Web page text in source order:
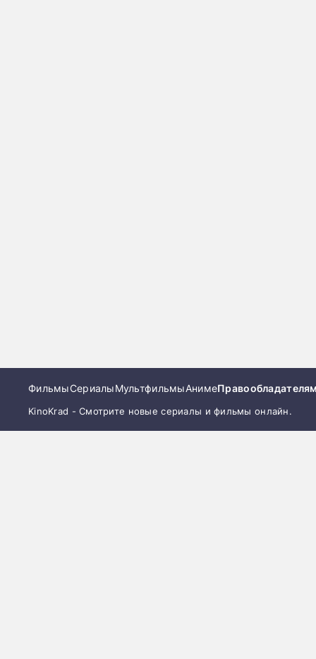
ФильмыСериалыМультфильмыАниме
KinoKrad - Смотрите новые сериалы и фильмы онлайн.